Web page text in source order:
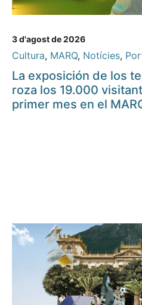
3 d'agost de 2026
Cultura, MARQ, Notícies,
La exposición de los
roza los 19.000
primer mes en el